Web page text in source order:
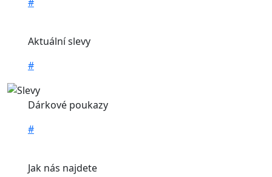
Aktuální slevy
#
Dárkové poukazy
#
Jak nás najdete